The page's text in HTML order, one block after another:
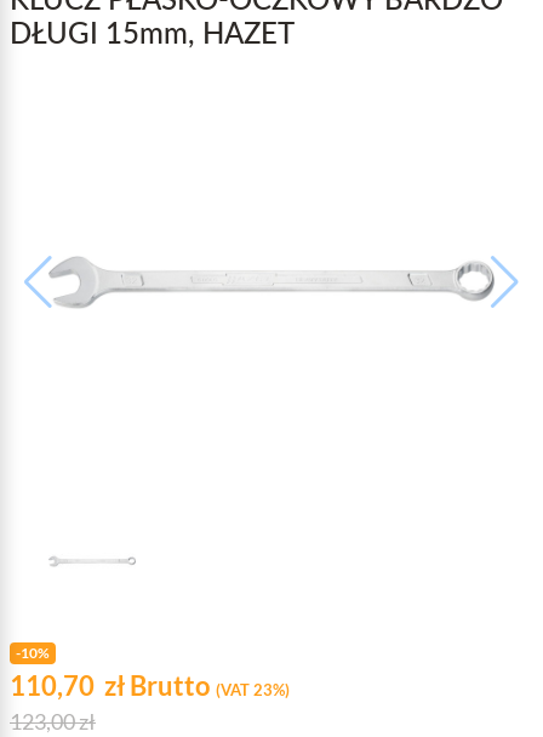
DŁUGI 15mm, HAZET
-10%
Cena
zł
110,70 złBrutto (VAT 23%)
Cena podstawowa
123,00 zł